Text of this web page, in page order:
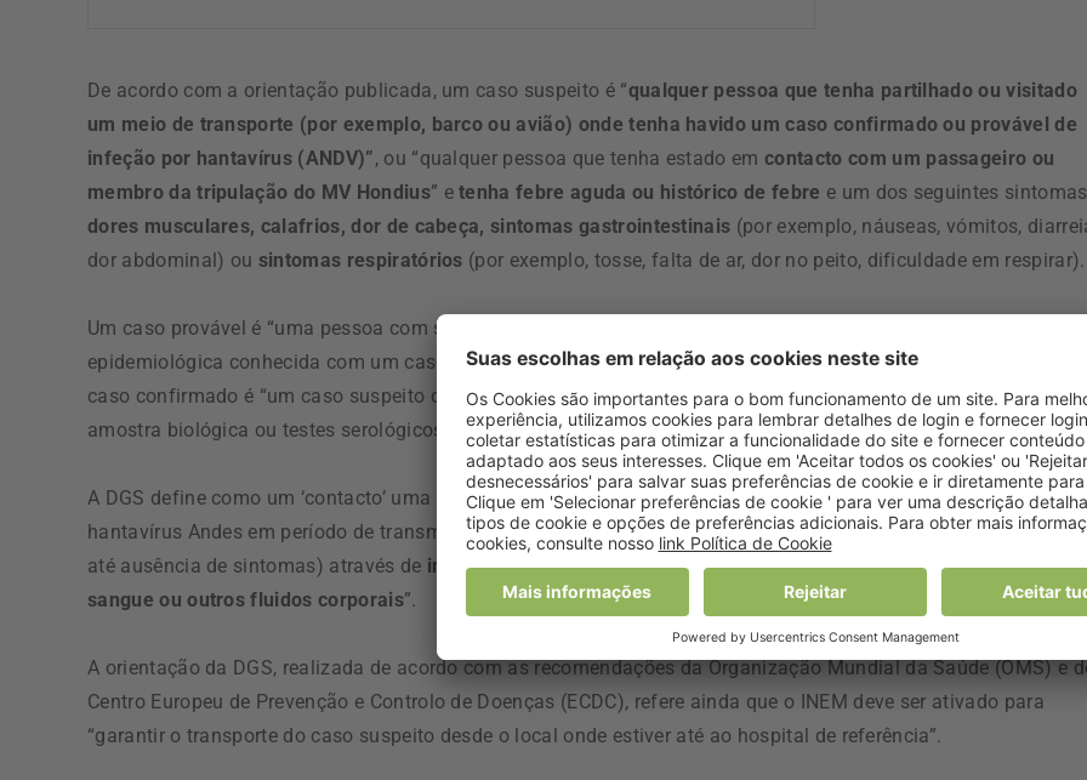
De acordo com a orientação publicada, um caso suspeito é “qualquer pessoa que tenha partilhado ou visitado
um meio de transporte (por exemplo, barco ou avião) onde tenha havido um caso confirmado ou provável de
infeção por hantavírus (ANDV)”, ou “qualquer pessoa que tenha estado emcontacto com um passageiro ou
membro da tripulação do MV Hondius” etenha febre aguda ou histórico de febre e um dos seguintes
dores musculares, calafrios, dor de cabeça, sintomas gastrointestinais (por exemplo, náuseas, vómitos,
dor abdominal) ou sintomas respiratórios (por exemplo, tosse, falta de ar, dor no peito, dificuldade em respirar).
Um caso provável é “uma pessoa com sinais e sintomas (como referidos no caso suspeito) e uma ligação
epidemiológica conhecida com um caso confirmado ou provável de infeção por hantavírus Andes”, enquanto
caso confirmado é “um caso suspeito ou provável com deteção de ácidos nucleicos de ANDV por RT-PCR em
amostra biológica ou testes serológicos ou isolamento de hantavírus Andes a partir de uma amostra biológica”.
A DGS define como um ‘contacto’ uma “pessoa que tenha estado exposta a um caso confirmado ou provável de
hantavírus Andes em período de transmissibilidade (desde dois dias antes do aparecimento de sinais e
até ausência de sintomas) através de interações que envolvam a exposição a secreções respiratórias, saliva,
sangue ou outros fluidos corporais”.
A orientação da DGS, realizada de acordo com as recomendações da Organização Mundial da Saúde (OMS) e
Centro Europeu de Prevenção e Controlo de Doenças (ECDC), refere ainda que o INEM deve ser ativado para
“garantir o transporte do caso suspeito desde o local onde estiver até ao hospital de referência”.